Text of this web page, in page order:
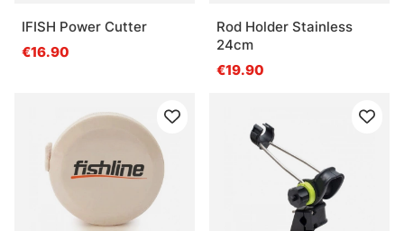
IFISH Power Cutter
€16.90
Rod Holder Stainless
24cm
€19.90